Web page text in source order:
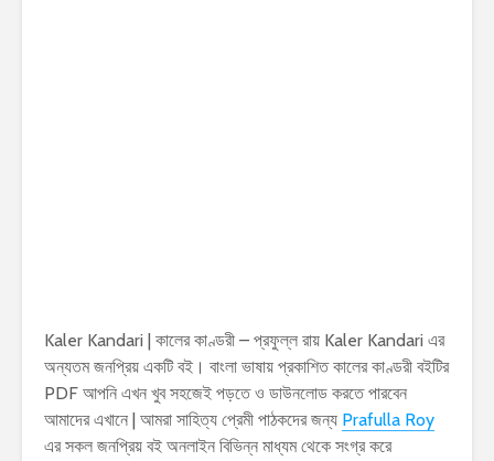
Kaler Kandari | কালের কাণ্ডরী – প্রফুল্ল রায় Kaler Kandari এর
অন্যতম জনপ্রিয় একটি বই। বাংলা ভাষায় প্রকাশিত কালের কাণ্ডরী বইটির
PDF আপনি এখন খুব সহজেই পড়তে ও ডাউনলোড করতে পারবেন
আমাদের এখানে | আমরা সাহিত্য প্রেমী পাঠকদের জন্য Prafulla Roy
এর সকল জনপ্রিয় বই অনলাইন বিভিন্ন মাধ্যম থেকে সংগ্র করে